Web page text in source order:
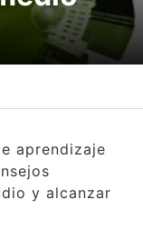
aprendizaje
y alcanzar